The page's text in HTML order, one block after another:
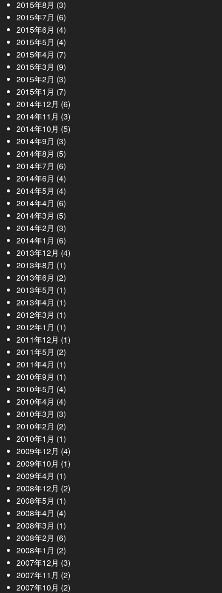
2015年8月 (3)
2015年7月 (6)
2015年6月 (4)
2015年5月 (4)
2015年4月 (7)
2015年3月 (9)
2015年2月 (3)
2015年1月 (7)
2014年12月 (6)
2014年11月 (3)
2014年10月 (5)
2014年9月 (3)
2014年8月 (5)
2014年7月 (6)
2014年6月 (4)
2014年5月 (4)
2014年4月 (6)
2014年3月 (5)
2014年2月 (3)
2014年1月 (6)
2013年12月 (4)
2013年8月 (1)
2013年6月 (2)
2013年5月 (1)
2013年4月 (1)
2012年3月 (1)
2012年1月 (1)
2011年12月 (1)
2011年5月 (2)
2011年4月 (1)
2010年9月 (1)
2010年5月 (4)
2010年4月 (4)
2010年3月 (3)
2010年2月 (2)
2010年1月 (1)
2009年12月 (4)
2009年10月 (1)
2009年4月 (1)
2008年12月 (2)
2008年5月 (1)
2008年4月 (4)
2008年3月 (1)
2008年2月 (6)
2008年1月 (2)
2007年12月 (3)
2007年11月 (2)
2007年10月 (2)